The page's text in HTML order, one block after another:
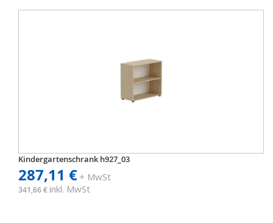
Kindergartenschrank h927_03
287,11 €+ MwSt
341,66 € inkl. MwSt